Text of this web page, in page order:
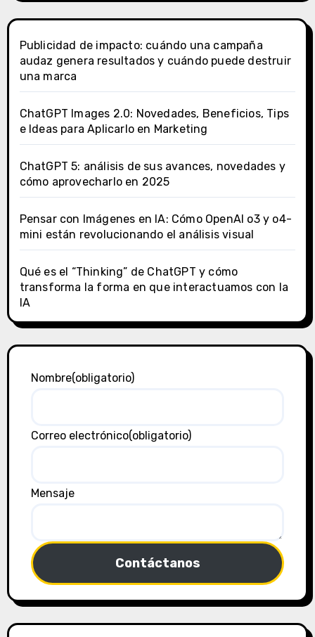
Publicidad de impacto: cuándo una campaña
audaz genera resultados y cuándo puede destruir
una marca
ChatGPT Images 2.0: Novedades, Beneficios, Tips
e Ideas para Aplicarlo en Marketing
ChatGPT 5: análisis de sus avances, novedades y
cómo aprovecharlo en 2025
Pensar con Imágenes en IA: Cómo OpenAI o3 y o4-
mini están revolucionando el análisis visual
Qué es el “Thinking” de ChatGPT y cómo
transforma la forma en que interactuamos con la
IA
Nombre(obligatorio)
Correo electrónico(obligatorio)
Mensaje
Contáctanos